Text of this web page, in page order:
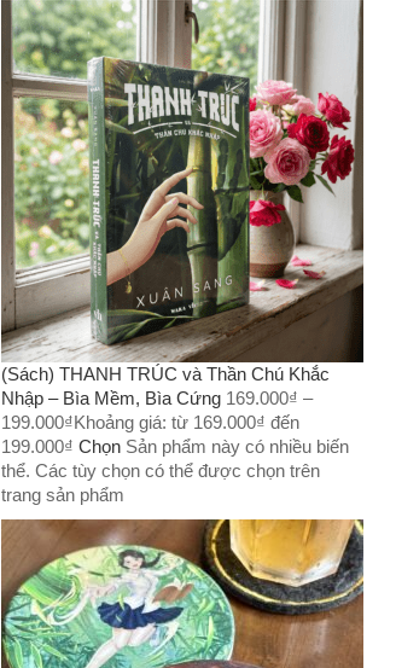
(Sách) THANH TRÚC và Thần Chú Khắc
Nhập – Bìa Mềm, Bìa Cứng 169.000₫ –
199.000₫Khoảng giá: từ 169.000₫ đến
199.000₫ Chọn Sản phẩm này có nhiều biến
thể. Các tùy chọn có thể được chọn trên
trang sản phẩm